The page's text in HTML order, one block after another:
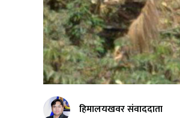
हिमालयखवर संवाददाता